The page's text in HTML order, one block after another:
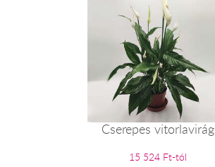
Cserepes vitorlavirág
15 524 Ft-tól